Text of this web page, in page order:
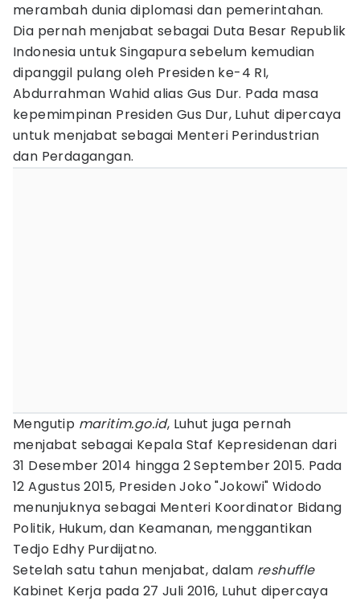
merambah dunia diplomasi dan pemerintahan.
Dia pernah menjabat sebagai Duta Besar Republik
Indonesia untuk Singapura sebelum kemudian
dipanggil pulang oleh Presiden ke-4 RI,
Abdurrahman Wahid alias Gus Dur. Pada masa
kepemimpinan Presiden Gus Dur, Luhut dipercaya
untuk menjabat sebagai Menteri Perindustrian
dan Perdagangan.
Mengutip maritim.go.id, Luhut juga pernah
menjabat sebagai Kepala Staf Kepresidenan dari
31 Desember 2014 hingga 2 September 2015. Pada
12 Agustus 2015, Presiden Joko "Jokowi" Widodo
menunjuknya sebagai Menteri Koordinator Bidang
Politik, Hukum, dan Keamanan, menggantikan
Tedjo Edhy Purdijatno.
Setelah satu tahun menjabat, dalam reshuffle
Kabinet Kerja pada 27 Juli 2016, Luhut dipercaya